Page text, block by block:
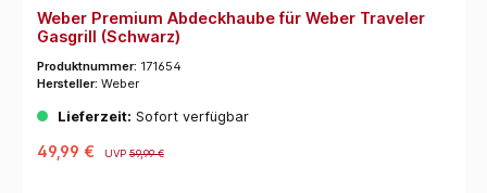
Weber Premium Abdeckhaube für Weber Traveler
Gasgrill (Schwarz)
Produktnummer: 171654
Hersteller: Weber
Lieferzeit: Sofort verfügbar
49,99 € UVP59,99 €